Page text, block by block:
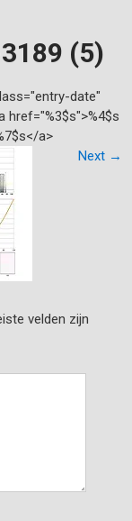
(5)
date"
href="%3$s">%4$s
a>
Next →
velden zijn